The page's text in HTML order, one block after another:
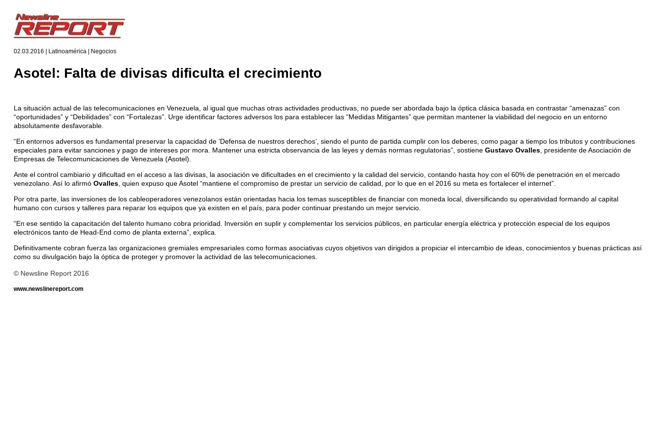
02.03.2016 | Latinoamérica | Negocios
Asotel: Falta de divisas dificulta el crecimiento
La situación actual de las telecomunicaciones en Venezuela, al igual que muchas otras actividades productivas, no puede ser abordada bajo la óptica clásica basada en contrastar “amenazas” con
“oportunidades” y “Debilidades” con “Fortalezas”. Urge identificar factores adversos los para establecer las “Medidas Mitigantes” que permitan mantener la viabilidad del negocio en un entorno
absolutamente desfavorable.
“En entornos adversos es fundamental preservar la capacidad de ’Defensa de nuestros derechos’, siendo el punto de partida cumplir con los deberes, como pagar a tiempo los tributos y contribuciones
especiales para evitar sanciones y pago de intereses por mora. Mantener una estricta observancia de las leyes y demás normas regulatorias”, sostiene Gustavo Ovalles , presidente de Asociación de
Empresas de Telecomunicaciones de Venezuela (Asotel).
Ante el control cambiario y dificultad en el acceso a las divisas, la asociación ve dificultades en el crecimiento y la calidad del servicio, contando hasta hoy con el 60% de penetración en el mercado
venezolano. Así lo afirmó Ovalles , quien expuso que Asotel “mantiene el compromiso de prestar un servicio de calidad, por lo que en el 2016 su meta es fortalecer el internet”.
Por otra parte, las inversiones de los cableoperadores venezolanos están orientadas hacia los temas susceptibles de financiar con moneda local, diversificando su operatividad formando al capital
humano con cursos y talleres para reparar los equipos que ya existen en el país, para poder continuar prestando un mejor servicio.
“En ese sentido la capacitación del talento humano cobra prioridad. Inversión en suplir y complementar los servicios públicos, en particular energía eléctrica y protección especial de los equipos
electrónicos tanto de Head-End como de planta externa”, explica.
Definitivamente cobran fuerza las organizaciones gremiales empresariales como formas asociativas cuyos objetivos van dirigidos a propiciar el intercambio de ideas, conocimientos y buenas prácticas así
como su divulgación bajo la óptica de proteger y promover la actividad de las telecomunicaciones.
© Newsline Report 2016
www.newslinereport.com